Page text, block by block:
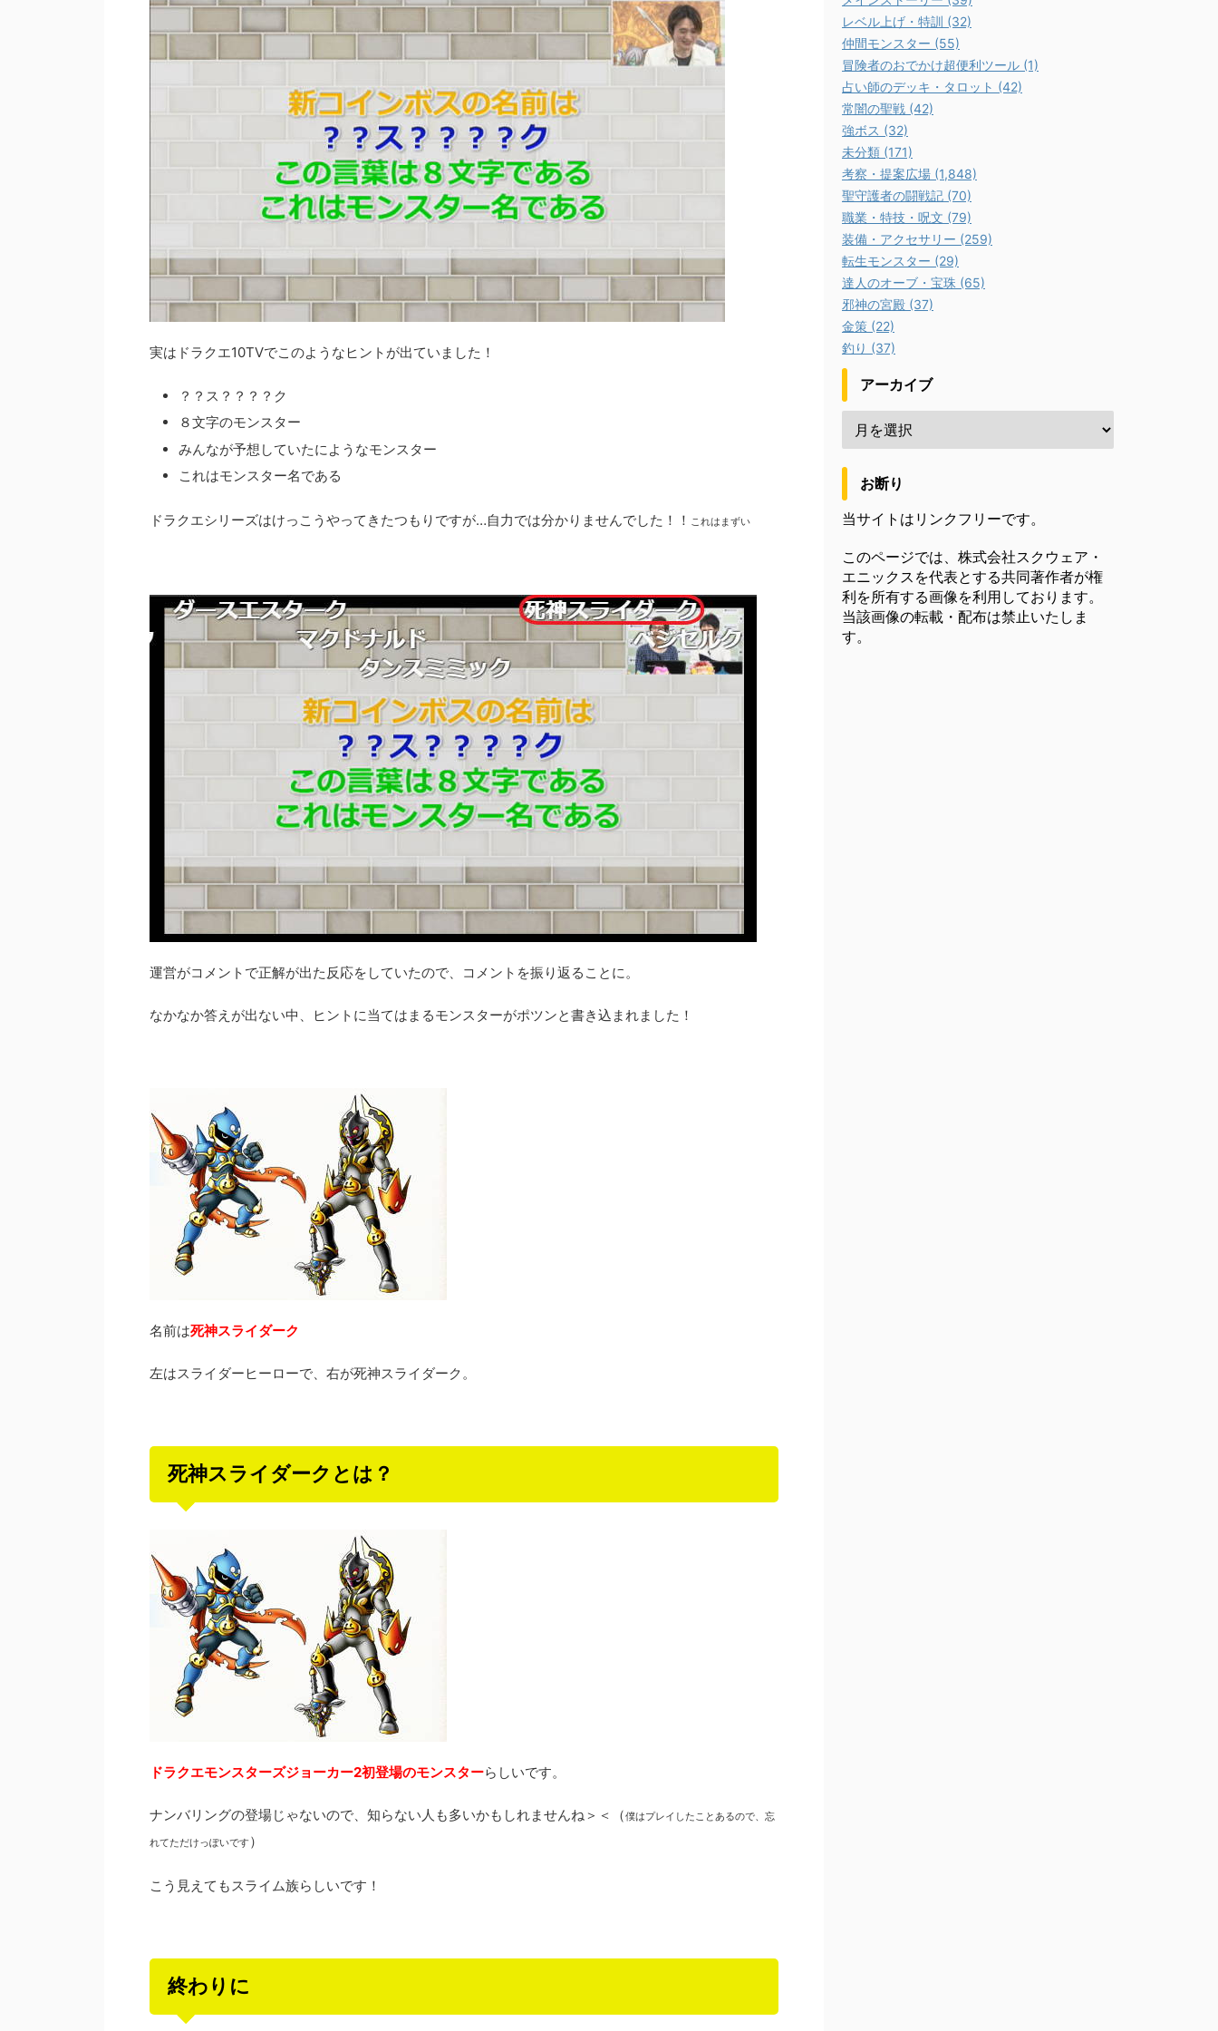
実はドラクエ10TVでこのようなヒントが出ていました！
？？ス？？？？ク
８文字のモンスター
みんなが予想していたにようなモンスター
これはモンスター名である
ドラクエシリーズはけっこうやってきたつもりですが…自力では分かりませんでした！！ これはまずい
運営がコメントで正解が出た反応をしていたので、コメントを振り返ることに。
なかなか答えが出ない中、ヒントに当てはまるモンスターがポツンと書き込まれました！
名前は死神スライダーク
左はスライダーヒーローで、右が死神スライダーク。
死神スライダークとは？
ドラクエモンスターズジョーカー2初登場のモンスターらしいです。
ナンバリングの登場じゃないので、知らない人も多いかもしれませんね＞＜（僕はプレイしたことあるので、忘
れてただけっぽいです）
こう見えてもスライム族らしいです！
終わりに
レベル上げ・特訓 (32)
仲間モンスター (55)
冒険者のおでかけ超便利ツール (1)
占い師のデッキ・タロット (42)
常闇の聖戦 (42)
強ボス (32)
未分類 (171)
考察・提案広場 (1,848)
聖守護者の闘戦記 (70)
職業・特技・呪文 (79)
装備・アクセサリー (259)
転生モンスター (29)
達人のオーブ・宝珠 (65)
邪神の宮殿 (37)
金策 (22)
釣り (37)
アーカイブ
お断り
当サイトはリンクフリーです。
このページでは、株式会社スクウェア・
エニックスを代表とする共同著作者が権
利を所有する画像を利用しております。
当該画像の転載・配布は禁止いたしま
す。